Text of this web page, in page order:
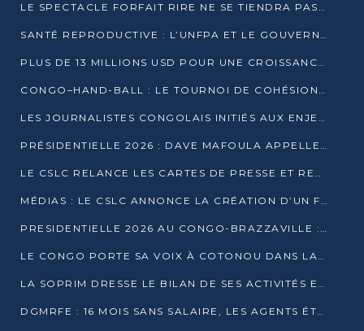
LE SPECTACLE FORFAIT RIRE NE SE TIENDRA PAS LE 1ER JANVIER
SANTÉ REPRODUCTIVE : L’UNFPA ET LE GOUVERNEMENT AFFINENT LES PRIORITÉS DE 2026
PLUS DE 13 MILLIONS USD POUR UNE CROISSANCE VERTE ET SOUVERAINE
CONGO–HAND-BALL : LE TOURNOI DE COHÉSION ET DE FRATERNITÉ ALLUME SES LAMPIONS À BRAZZAVILLE
LES JOURNALISTES CONGOLAIS INITIÉS AUX ENJEUX DE L’ÉCONOMIE BLEUE
PRÉSIDENTIELLE 2026 : DAVE MAFOULA APPELLE LES CONGOLAIS À UN « NOUVEAU DÉPART »
LE CSLC RELANCE LES CARTES DE PRESSE ET RECONNAÎT OFFICIELLEMENT LES MÉDIAS EN LIGNE
MÉDIAS : LE CSLC ANNONCE LA CRÉATION D’UN FONDS D’APPUI À LA PRESSE
PRESIDENTIELLE 2026 AU CONGO-BRAZZAVILLE : UN CASTING ÉLARGI
LE CONGO PORTE SA VOIX À COTONOU DANS LA LUTTE CONTRE LA TUBERCULOSE
LA SOPRIM DRESSE LE BILAN DE SES ACTIVITÉS ET FIXE DE NOUVELLES PRIORITÉS
DGMRFE : 16 MOIS SANS SALAIRE, LES AGENTS ÉTOUFFENT DANS LE SILENCE